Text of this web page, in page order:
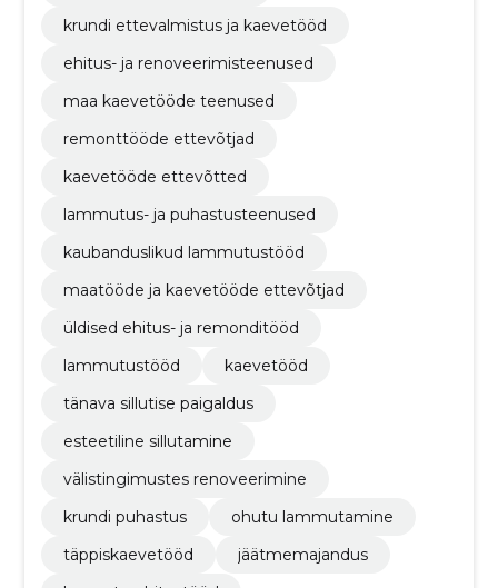
krundi ettevalmistus ja kaevetööd
ehitus- ja renoveerimisteenused
maa kaevetööde teenused
remonttööde ettevõtjad
kaevetööde ettevõtted
lammutus- ja puhastusteenused
kaubanduslikud lammutustööd
maatööde ja kaevetööde ettevõtjad
üldised ehitus- ja remonditööd
lammutustööd
kaevetööd
tänava sillutise paigaldus
esteetiline sillutamine
välistingimustes renoveerimine
krundi puhastus
ohutu lammutamine
täppiskaevetööd
jäätmemajandus